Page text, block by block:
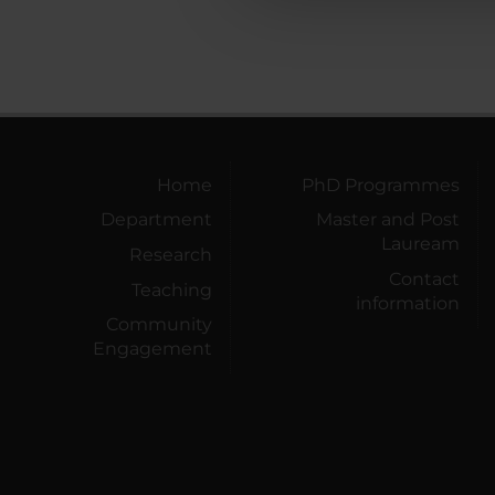
Home
Department
Research
Teaching
Community
Engagement
PhD Programmes
Master and Post
Lauream
Contact
information